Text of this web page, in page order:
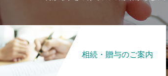
相続・贈与のご案内